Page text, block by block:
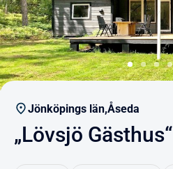
Jönköpings län,Åseda
„Lövsjö Gästhus“